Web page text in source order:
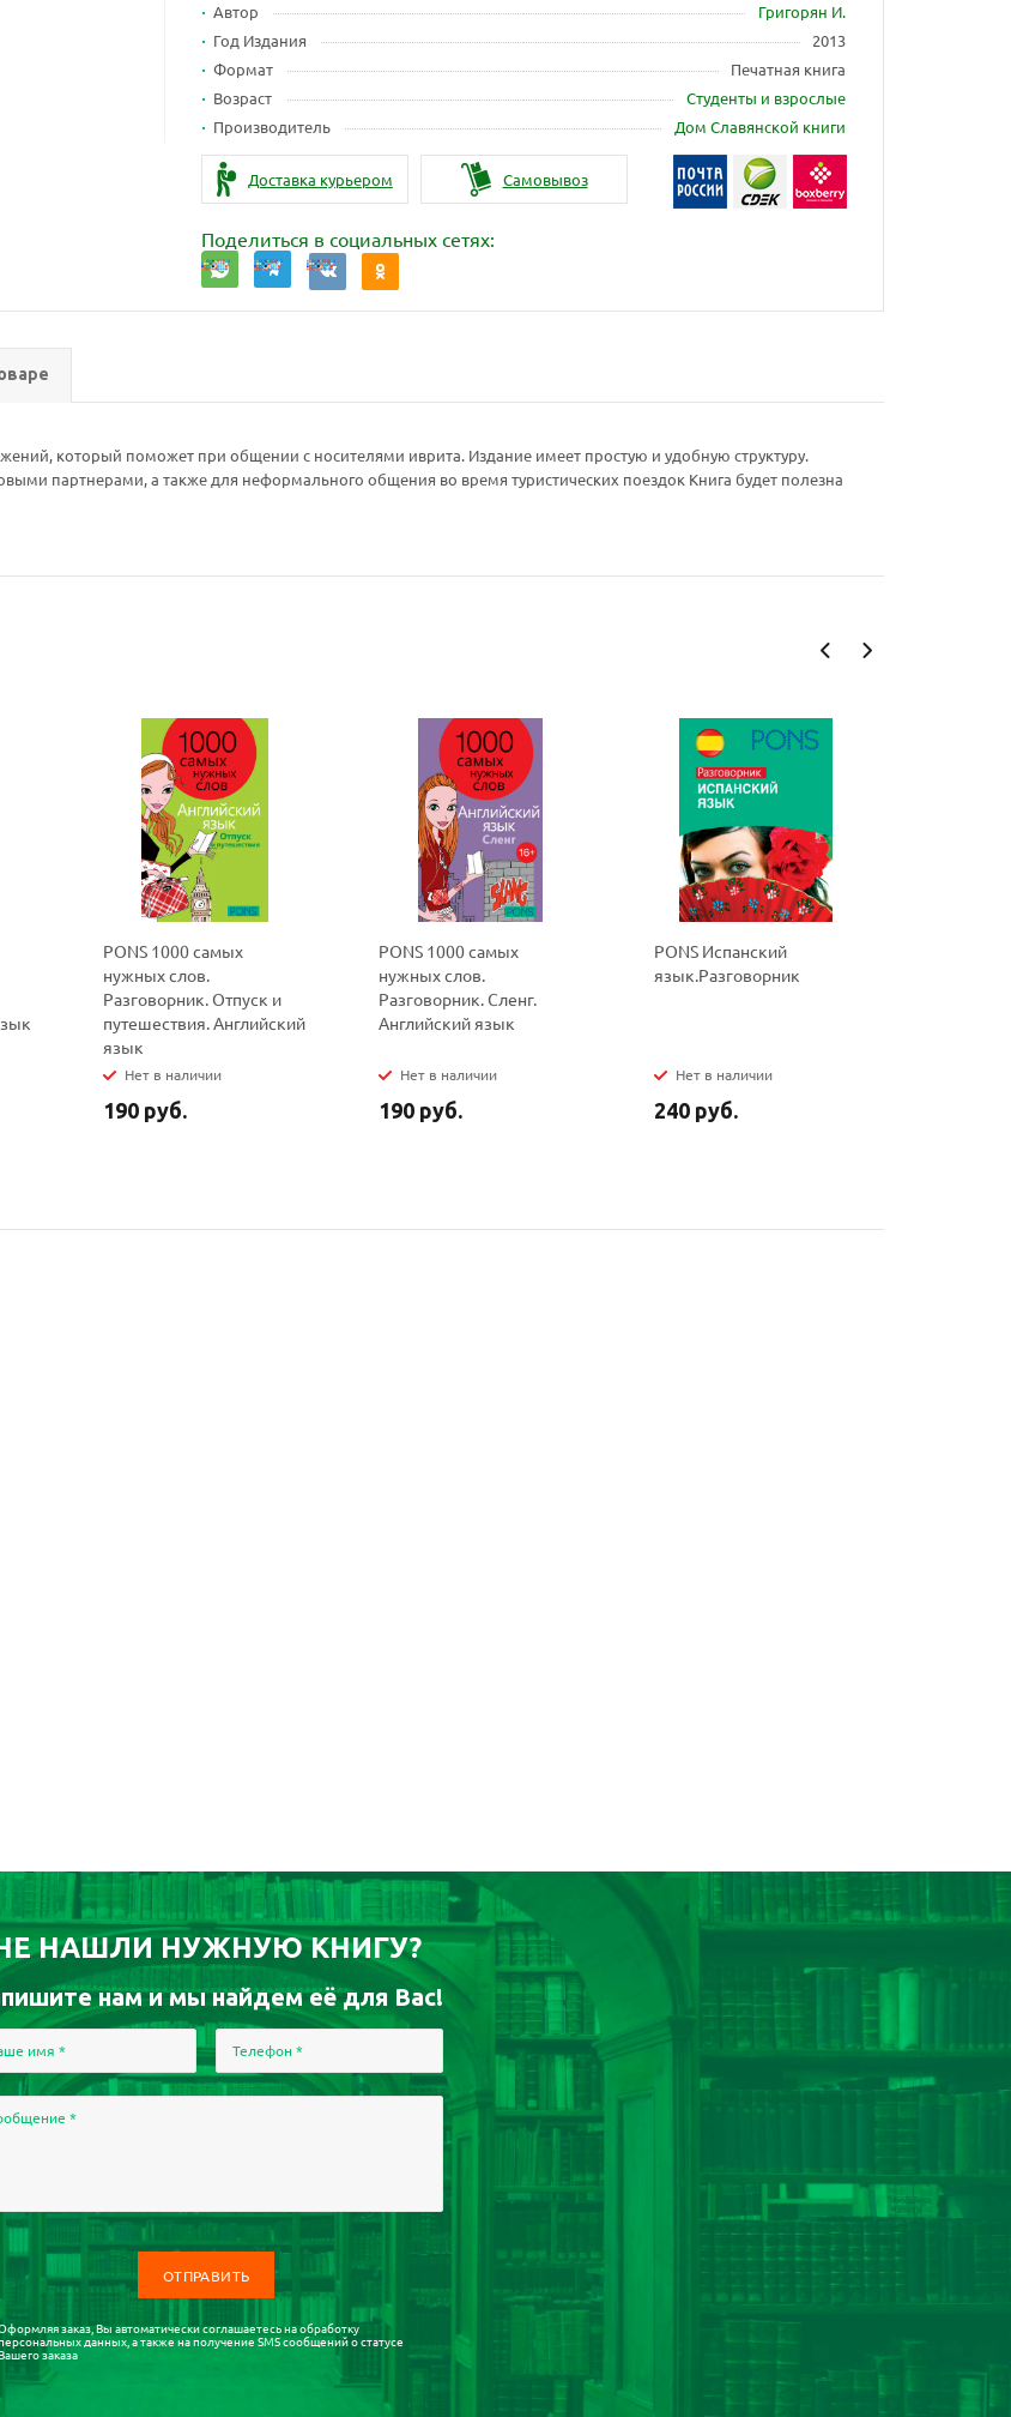
Автор
Григорян И.
Год Издания
2013
Формат
Печатная книга
Возраст
Студенты и взрослые
Производитель
Дом Славянской книги
Доставка курьером Самовывоз
Поделиться в социальных сетях:
который поможет при общении с носителями иврита. Издание имеет простую и удобную структуру.
партнерами, а также для неформального общения во время туристических поездок Книга будет полезна
PONS 1000 самых
нужных слов.
Разговорник. Отпуск и
путешествия. Английский
язык
Нет в наличии
190 руб.
PONS 1000 самых
нужных слов.
Разговорник. Сленг.
Английский язык
Нет в наличии
190 руб.
PONS Испанский
язык.Разговорник
Нет в наличии
240 руб.
НАШЛИ НУЖНУЮ КНИГУ?
нам и мы найдем её для Вас!
имя * Телефон *
*
заказ, Вы автоматически соглашаетесь наобработку
данных, а также на получение SMS сообщений о статусе
заказа
политикой
политикой